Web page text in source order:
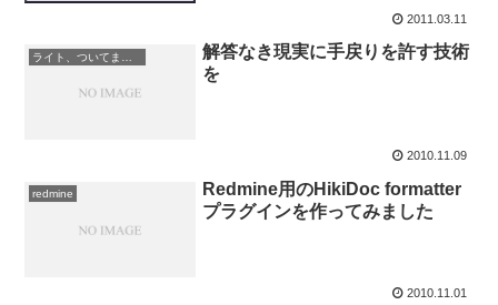
2011.03.11
解答なき現実に手戻りを許す技術
を
2010.11.09
redmine
Redmine用のHikiDoc formatter
プラグインを作ってみました
2010.11.01